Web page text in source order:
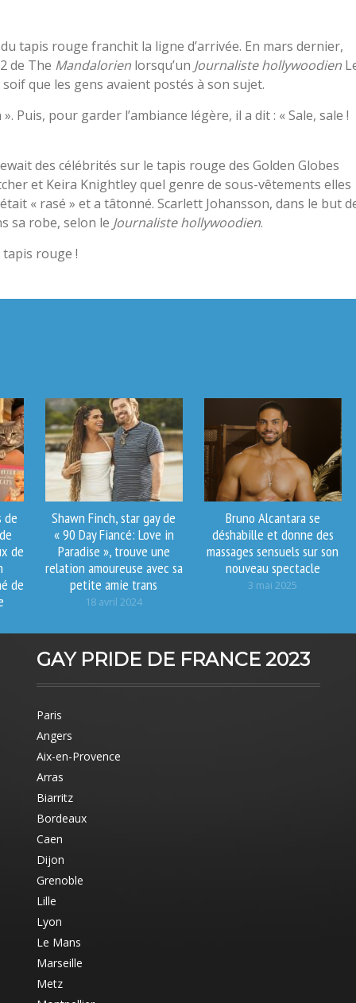
tapis rouge franchit la ligne d’arrivée. En mars dernier,
de The Mandalorien lorsqu’un Journaliste hollywoodien
que les gens avaient postés à son sujet.
Puis, pour garder l’ambiance légère, il a dit : « Sale, sale !
des célébrités sur le tapis rouge des Golden Globes
et Keira Knightley quel genre de sous-vêtements elles
« rasé » et a tâtonné. Scarlett Johansson, dans le but
sa robe, selon le Journaliste hollywoodien.
rouge !
de
de
de
Shawn Finch, star gay de
« 90 Day Fiancé: Love in
Paradise », trouve une
relation amoureuse avec sa
petite amie trans
18 avril 2024
Bruno Alcantara se
déshabille et donne des
massages sensuels sur son
nouveau spectacle
3 mai 2025
GAY PRIDE DE FRANCE 2023
Paris
Angers
Aix-en-Provence
Arras
Biarritz
Bordeaux
Caen
Dijon
Grenoble
Lille
Lyon
Le Mans
Marseille
Metz